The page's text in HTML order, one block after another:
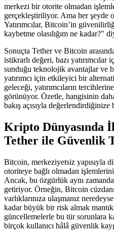
merkezi bir otorite olmadan
gerçekleştiriliyor. Ama her şeyde
Yatırımcılar, Bitcoin’in
kaybetme olasılığım ne kadar?"
Sonuçta Tether ve Bitcoin
istikrarlı değeri, bazı
sunduğu teknolojik avantajlar ve
yatırımcı için etkileyici bir
geleceği, yatırımcıların
görünüyor. Özetle, hangisinin
bakış açısıyla değerlendirdiğinize
Kripto Dünyasında
Tether ile Güvenlik
Bitcoin, merkeziyetsiz yapısıyla
otoriteye bağlı olmadan
Ancak, bu özgürlük aynı
getiriyor. Örneğin, Bitcoin
varlıklarınıza ulaşmanız
kadar büyük bir risk almak
güncellemelerle bu tür sorunlara
birçok kullanıcı hâlâ güvenlik